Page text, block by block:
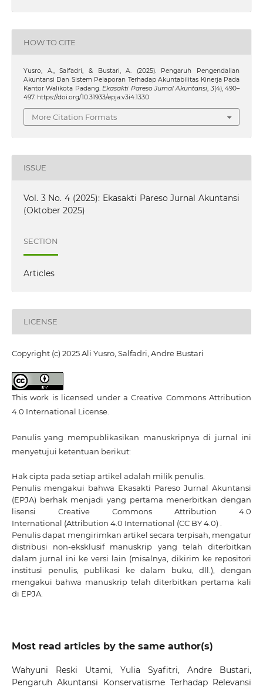
HOW TO CITE
Yusro, A., Salfadri, & Bustari, A. (2025). Pengaruh Pengendalian
Akuntansi Dan Sistem Pelaporan Terhadap Akuntabilitas Kinerja Pada
Kantor Walikota Padang.Ekasakti Pareso Jurnal Akuntansi, 3(4), 490–
497. https://doi.org/10.31933/epja.v3i4.1330
More Citation Formats
ISSUE
Vol. 3 No. 4 (2025): Ekasakti Pareso Jurnal Akuntansi
(Oktober 2025)
SECTION
Articles
LICENSE
Copyright (c) 2025 Ali Yusro, Salfadri, Andre Bustari
This work is licensed under aCreative Commons Attribution
4.0 International License.
Penulis yang mempublikasikan manuskripnya di jurnal ini
menyetujui ketentuan berikut:
Hak cipta pada setiap artikel adalah milik penulis.
Penulis mengakui bahwa Ekasakti Pareso Jurnal Akuntansi
(EPJA) berhak menjadi yang pertama menerbitkan dengan
lisensi Creative Commons Attribution 4.0
International (Attribution 4.0 International (CC BY 4.0) .
Penulis dapat mengirimkan artikel secara terpisah, mengatur
distribusi non-eksklusif manuskrip yang telah diterbitkan
dalam jurnal ini ke versi lain (misalnya, dikirim ke repositori
institusi penulis, publikasi ke dalam buku, dll.), dengan
mengakui bahwa manuskrip telah diterbitkan pertama kali
di EPJA.
Most read articles by the same author(s)
Wahyuni Reski Utami, Yulia Syafitri, Andre Bustari,
Pengaruh Akuntansi Konservatisme Terhadap Relevansi